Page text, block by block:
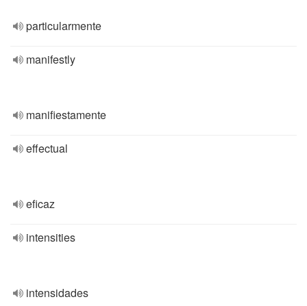
particularmente
manifestly
manifiestamente
effectual
eficaz
intensities
intensidades